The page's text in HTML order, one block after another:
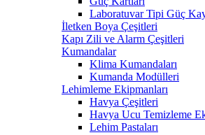
Laboratuvar Tipi Güç
İletken Boya Çeşitleri
Kapı Zili ve Alarm Çeşitleri
Kumandalar
Klima Kumandaları
Kumanda Modülleri
Lehimleme Ekipmanları
Havya Çeşitleri
Havya Ucu Temizleme
Lehim Pastaları